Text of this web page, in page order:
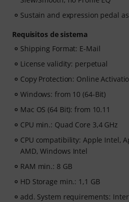
Sustain and expression pedal
Requisitos de sistema
Shipping Format: E-Mail
License validity: perpetual
Copy Protection: Online
Windows: from 10 (64-Bit)
Mac OS (64 Bit): from 10.11
CPU min.: Quad Core 3,4 GHz
CPU compatibility: Apple Intel,
AMD, Windows Intel
RAM min.: 8 GB
HD Storage min.: 1,1 GB
add. System requirements: